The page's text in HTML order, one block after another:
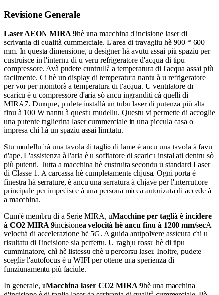
Revisione Generale
Laser AEON MIRA 9hè una macchina d'incisione laser di
scrivania di qualità cummerciale. L'area di travagliu hè 900 * 600
mm. In questa dimensione, u designer hà avutu assai più spaziu per
custruisce in l'internu di u veru refrigeratore d'acqua di tipu
compressore. Avà pudete cuntrullà a temperatura di l'acqua assai più
facilmente. Ci hè un display di temperatura nantu à u refrigeratore
per voi per monitorà a temperatura di l'acqua. U ventilatore di
scaricu è u compressore d'aria sò ancu ingranditi cà quelli di
MIRA7. Dunque, pudete installà un tubu laser di putenza più alta
finu à 100 W nantu à questu mudellu. Questu vi permette di accoglie
una putente taglierina laser cummerciale in una piccula casa o
impresa chì hà un spaziu assai limitatu.
Stu mudellu hà una tavola di taglio di lame è ancu una tavola à favu
d'ape. L'assistenza à l'aria è u soffiatore di scaricu installati dentru sò
più putenti. Tutta a macchina hè custruita secondu u standard Laser
di Classe 1. A carcassa hè cumpletamente chjusa. Ogni porta è
finestra hà serrature, è ancu una serratura à chjave per l'interruttore
principale per impedisce à una persona micca autorizata di accede à
a macchina.
Cum'è membru di a Serie MIRA, uMacchine per taglià è incidere
à CO2 MIRA 9incisionea velocità hè ancu finu à 1200 mm/secA
velocità di accelerazione hè 5G. A guida antipolvere assicura chì u
risultatu di l'incisione sia perfettu. U raghju rossu hè di tipu
cumminatore, chì hè listessu chè u percorsu laser. Inoltre, pudete
sceglie l'autofocus è u WIFI per ottene una sperienza di
funziunamentu più faciule.
In generale, uMacchina laser CO2 MIRA 9hè una macchina